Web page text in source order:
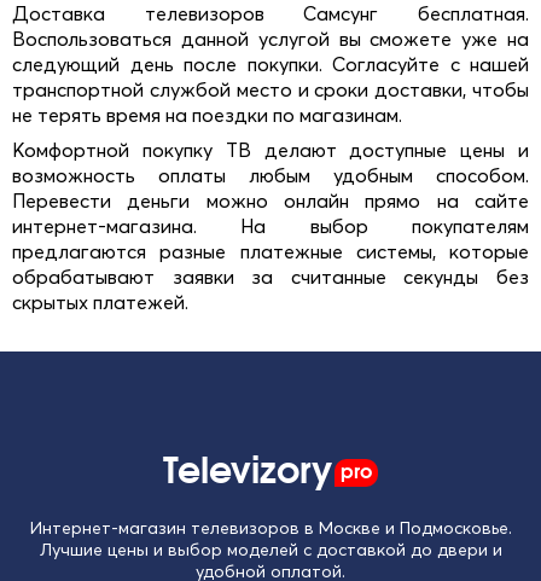
Доставка телевизоров Самсунг бесплатная.
Воспользоваться данной услугой вы сможете уже на
следующий день после покупки. Согласуйте с нашей
транспортной службой место и сроки доставки, чтобы
не терять время на поездки по магазинам.
Комфортной покупку ТВ делают доступные цены и
возможность оплаты любым удобным способом.
Перевести деньги можно онлайн прямо на сайте
интернет-магазина. На выбор покупателям
предлагаются разные платежные системы, которые
обрабатывают заявки за считанные секунды без
скрытых платежей.
Televizory pro
Интернет-магазин телевизоров в Москве и Подмосковье.
Лучшие цены и выбор моделей с доставкой до двери и
удобной оплатой.